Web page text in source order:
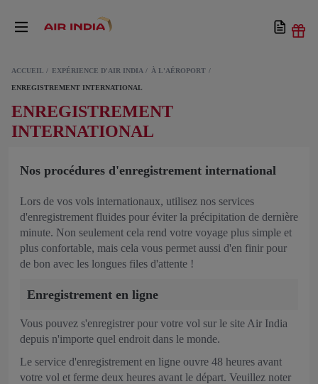
ACCUEIL EXPÉRIENCE D'AIR INDIA À L'AÉROPORT
ENREGISTREMENT INTERNATIONAL
ENREGISTREMENT
INTERNATIONAL
Nos procédures d'enregistrement international
Lors de vos vols internationaux, utilisez nos services
d'enregistrement fluides pour éviter la précipitation de dernière
minute. Non seulement cela rend votre voyage plus simple et
plus confortable, mais cela vous permet aussi d'en finir pour
de bon avec les longues files d'attente !
Enregistrement en ligne
Vous pouvez s'enregistrer pour votre vol sur le site Air India
depuis n'importe quel endroit dans le monde.
Le service d'enregistrement en ligne ouvre 48 heures avant
votre vol et ferme deux heures avant le départ. Veuillez noter